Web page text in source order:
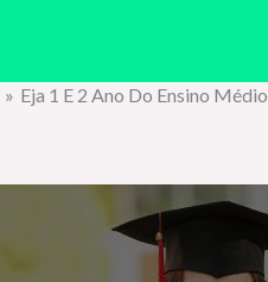
Eja 1 E 2 Ano Do Ensino Médio